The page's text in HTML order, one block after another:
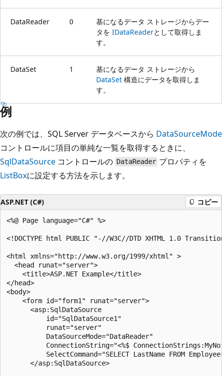
DataReader 0
基になるデータ ストレージからデー
タを IDataReaderとして取得しま
す。
DataSet 1
基になるデータ ストレージから
DataSet 構造にデータを取得しま
す。
例
次の例では、SQL Server データベースから DataSourceMode
コントロールに項目の単純な一覧を取得するときに、
SqlDataSource コントロールの DataReader プロパティを
ListBoxに設定する方法を示します。
ASP.NET (C#) コピー
<%@ Page language="C#" %>
<!DOCTYPE html PUBLIC "-//W3C//DTD XHTML 1.0
<html xmlns="http://www.w3.org/1999/xhtml" >
  <head runat="server">
    <title>ASP.NET Example</title>
</head>
<body>
    <form id="form1" runat="server">
      <asp:SqlDataSource
          id="SqlDataSource1"
          runat="server"
          DataSourceMode="DataReader"
ConnectionString="<%$
SelectCommand="SELECT LastName FROM
      </asp:SqlDataSource>